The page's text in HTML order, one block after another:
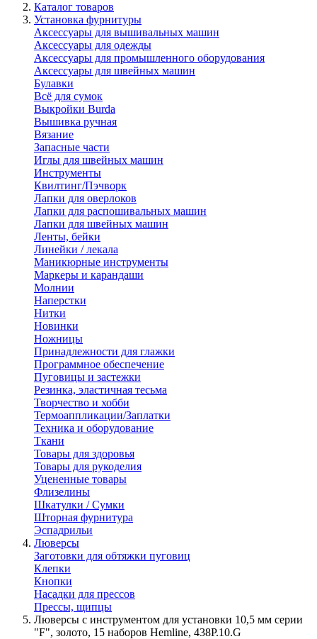
Каталог товаров
Установка фурнитуры
Аксессуары для вышивальных машин
Аксессуары для одежды
Аксессуары для промышленного оборудования
Аксессуары для швейных машин
Булавки
Всё для сумок
Выкройки Burda
Вышивка ручная
Вязание
Запасные части
Иглы для швейных машин
Инструменты
Квилтинг/Пэчворк
Лапки для оверлоков
Лапки для распошивальных машин
Лапки для швейных машин
Ленты, бейки
Линейки / лекала
Маникюрные инструменты
Маркеры и карандаши
Молнии
Наперстки
Нитки
Новинки
Ножницы
Принадлежности для глажки
Программное обеспечение
Пуговицы и застежки
Резинка, эластичная тесьма
Творчество и хобби
Термоаппликации/Заплатки
Техника и оборудование
Ткани
Товары для здоровья
Товары для рукоделия
Уцененные товары
Флизелины
Шкатулки / Сумки
Шторная фурнитура
Эспадрильи
Люверсы
Заготовки для обтяжки пуговиц
Клепки
Кнопки
Насадки для прессов
Прессы, щипцы
Люверсы с инструментом для установки 10,5 мм серии
"F", золото, 15 наборов Hemline, 438P.10.G